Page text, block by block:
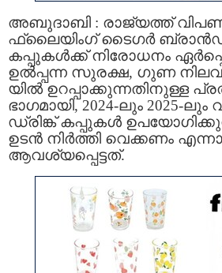
അബുദാബി : രാജ്യത്ത്
ഫ്ലൈയിംഗ് ടൈഗർ
കപ്പുകൾക്ക് നിരോധനം
ഉൽപ്പന്ന സുരക്ഷ, ഗുണ
യിൽ ഉറപ്പാക്കുന്നതിനുള്ള
ഭാഗമായി, 2024-ലും 2025-ലും
ഡ്രിങ്ക് കപ്പുകൾ
ഉടൻ നിർത്തി വെക്കണം
ആവശ്യപ്പെട്ടത്.